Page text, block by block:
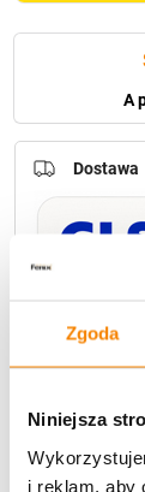
Zgoda
Niniejsza
i reklam, aby
Dostawa
U Ciebie
Metody
A